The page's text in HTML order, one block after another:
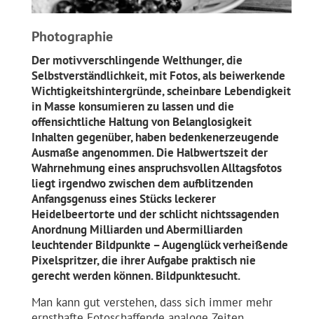
Photographie
Der motivverschlingende Welthunger, die
Selbstverständlichkeit, mit Fotos, als beiwerkende
Wichtigkeitshintergründe, scheinbare Lebendigkeit
in Masse konsumieren zu lassen und die
offensichtliche Haltung von Belanglosigkeit
Inhalten gegenüber, haben bedenkenerzeugende
Ausmaße angenommen. Die Halbwertszeit der
Wahrnehmung eines anspruchsvollen Alltagsfotos
liegt irgendwo zwischen dem aufblitzenden
Anfangsgenuss eines Stücks leckerer
Heidelbeertorte und der schlicht nichtssagenden
Anordnung Milliarden und Abermilliarden
leuchtender Bildpunkte – Augenglück verheißende
Pixelspritzer, die ihrer Aufgabe praktisch nie
gerecht werden können. Bildpunktesucht.
Man kann gut verstehen, dass sich immer mehr